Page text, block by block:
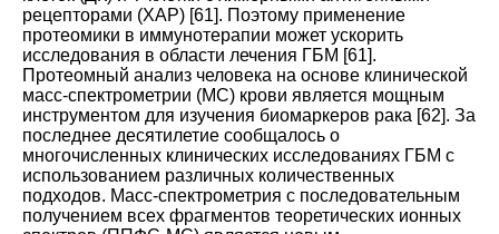
рецепторами (ХАР) [61]. Поэтому применение
протеомики в иммунотерапии может ускорить
исследования в области лечения ГБМ [61].
Протеомный анализ человека на основе клинической
масс-спектрометрии (МС) крови является мощным
инструментом для изучения биомаркеров рака [62]. За
последнее десятилетие сообщалось о
многочисленных клинических исследованиях ГБМ с
использованием различных количественных
подходов. Масс-спектрометрия с последовательным
получением всех фрагментов теоретических ионных